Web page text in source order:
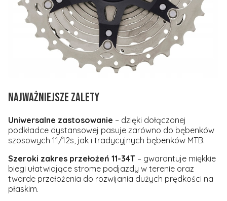
NAJWAŻNIEJSZE ZALETY
Uniwersalne zastosowanie – dzięki dołączonej
podkładce dystansowej pasuje zarówno do bębenków
szosowych 11/12s, jak i tradycyjnych bębenków MTB.
Szeroki zakres przełożeń 11-34T – gwarantuje miękkie
biegi ułatwiające strome podjazdy w terenie oraz
twarde przełożenia do rozwijania dużych prędkości na
płaskim.